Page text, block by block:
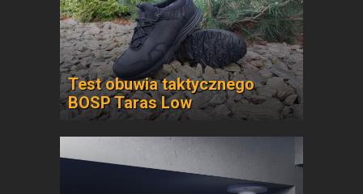
Test obuwia taktycznego
BOSP Taras Low